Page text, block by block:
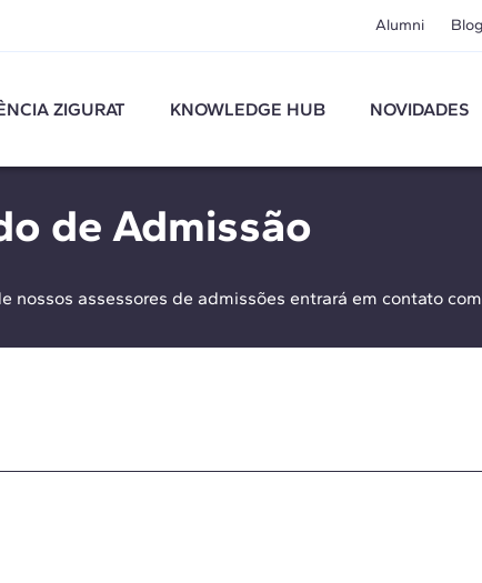
Alumni Blog
ZIGURAT KNOWLEDGE HUB NOVIDADES
de Admissão
nossos assessores de admissões entrará em contato